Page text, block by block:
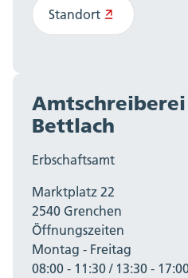
Standort
Amtschreiberei
Bettlach
Erbschaftsamt
Marktplatz 22
2540 Grenchen
Öffnungszeiten
Montag - Freitag
08:00 - 11:30 / 13:30 -